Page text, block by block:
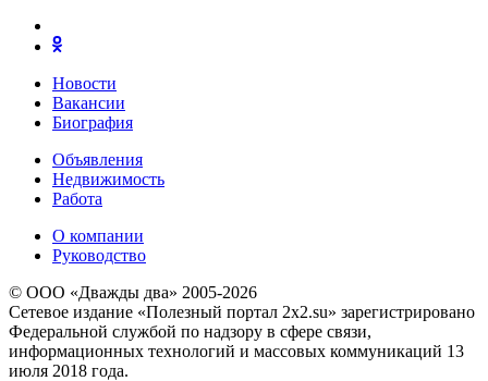
Новости
Вакансии
Биография
Объявления
Недвижимость
Работа
О компании
Руководство
© ООО «Дважды два» 2005-2026
Сетевое издание «Полезный портал 2x2.su» зарегистрировано
Федеральной службой по надзору в сфере связи,
информационных технологий и массовых коммуникаций 13
июля 2018 года.